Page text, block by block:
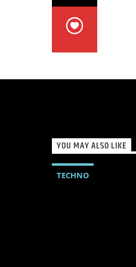
YOU MAY ALSO LIKE
TECHNO